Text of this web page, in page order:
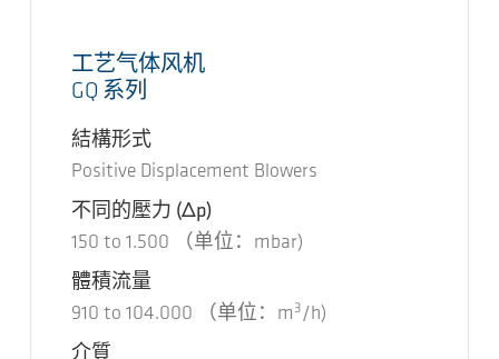
工艺气体风机
GQ 系列
結構形式
Positive Displacement Blowers
不同的壓力 (Δp)
150 to 1.500 （单位：mbar)
體積流量
910 to 104.000 （单位：m 3 /h)
介質